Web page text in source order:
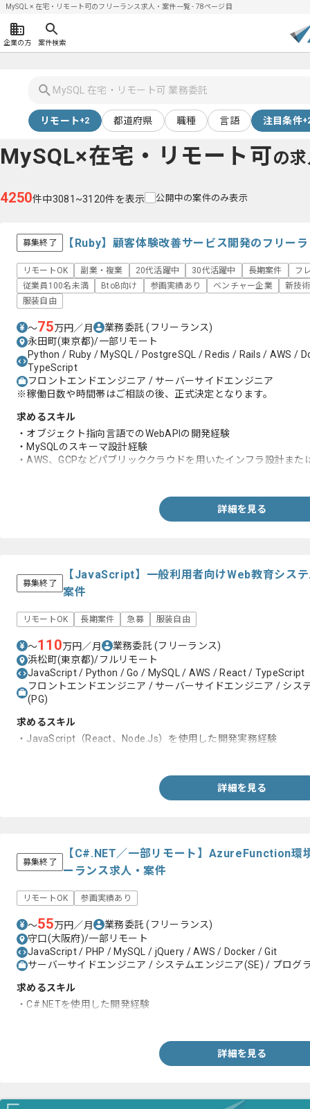
MySQL × 在宅・リモート可のフリーランス求人・案件一覧 - 78ページ目
企業の方 案件検索
リモート+2 都道府県 職種 言語 注目条件
MySQL×在宅・リモート可の
4250件中3081~3120件を表示 公開中の案件のみ表示
募集終了 【Ruby】顧客体験改善サービス開発のフリー
リモートOK 副業・複業 20代活躍中 30代活躍中 長期案件
フ
従業員100名未満
BtoB向け 参画実績あり ベンチャー企業
新技
服装自由
〜75万円／月 業務委託(フリーランス)
永田町(東京都)/一部リモート
Python / Ruby / MySQL / PostgreSQL / Redis / Rails / AWS /
TypeScript
フロントエンドエンジニア / サーバーサイドエンジニア
※稼働日数や時間帯はご相談の後、正式決定となります。
求めるスキル
・オブジェクト指向言語でのWebAPIの開発経験
・MySQLのスキーマ設計経験
・AWS、GCPなどパブリッククラウドを用いたインフラ設計また
詳細を見る
募集終了
【JavaScript】一般利用者向けWeb教育シス
案件
リモートOK 長期案件 急募 服装自由
〜110万円／月 業務委託(フリーランス)
浜松町(東京都)/フルリモート
JavaScript / Python / Go / MySQL / AWS / React / TypeScript
フロントエンドエンジニア / サーバーサイドエンジニア / シス
(PG)
求めるスキル
・JavaScript（React、Node.Js）を使用した開発実務経験
詳細を見る
募集終了
【C#.NET／一部リモート】AzureFunction環
ーランス求人・案件
リモートOK 参画実績あり
〜55万円／月 業務委託(フリーランス)
守口(大阪府)/一部リモート
JavaScript / PHP / MySQL / jQuery / AWS / Docker / Git
サーバーサイドエンジニア / システムエンジニア(SE) / プログ
求めるスキル
・C#.NETを使用した開発経験
詳細を見る